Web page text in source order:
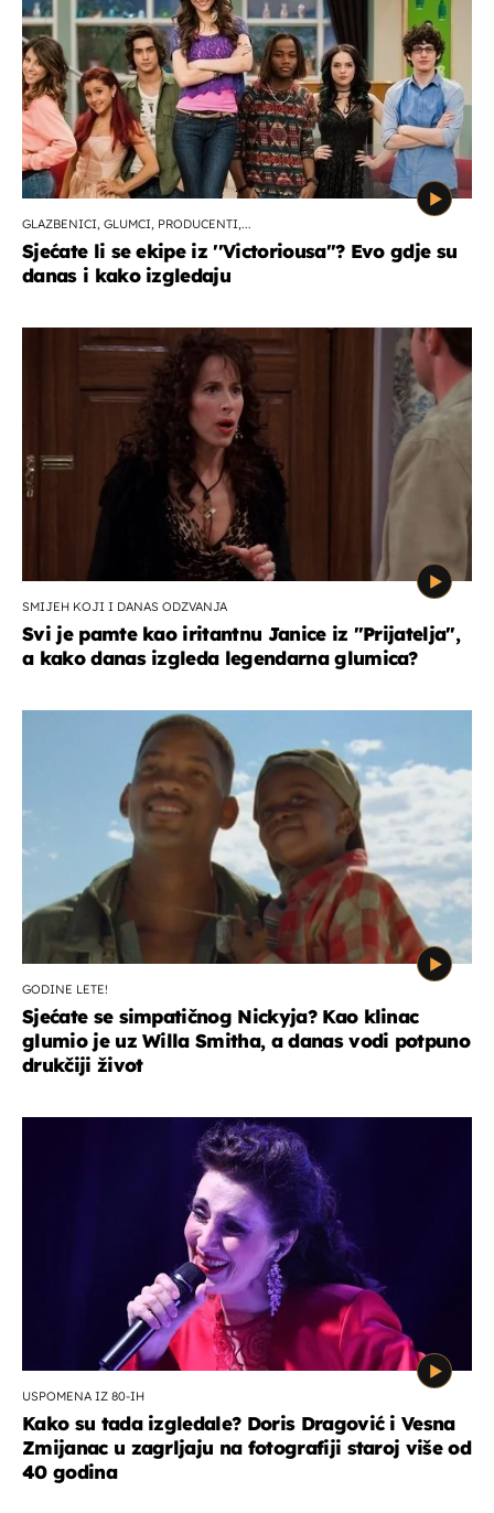
GLAZBENICI, GLUMCI, PRODUCENTI,...
Sjećate li se ekipe iz ''Victoriousa''? Evo gdje su
danas i kako izgledaju
SMIJEH KOJI I DANAS ODZVANJA
Svi je pamte kao iritantnu Janice iz "Prijatelja",
a kako danas izgleda legendarna glumica?
GODINE LETE!
Sjećate se simpatičnog Nickyja? Kao klinac
glumio je uz Willa Smitha, a danas vodi potpuno
drukčiji život
USPOMENA IZ 80-IH
Kako su tada izgledale? Doris Dragović i Vesna
Zmijanac u zagrljaju na fotografiji staroj više od
40 godina